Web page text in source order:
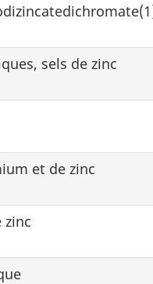
sels de zinc
et de zinc
zinc